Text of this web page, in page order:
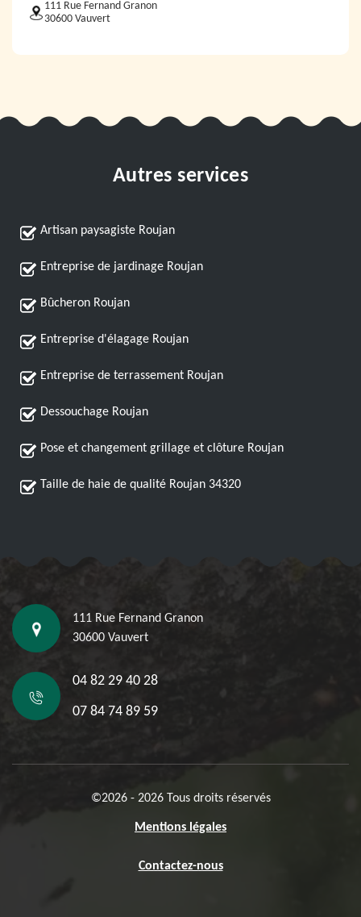
111 Rue Fernand Granon
30600 Vauvert
Autres services
Artisan paysagiste Roujan
Entreprise de jardinage Roujan
Bûcheron Roujan
Entreprise d'élagage Roujan
Entreprise de terrassement Roujan
Dessouchage Roujan
Pose et changement grillage et clôture Roujan
Taille de haie de qualité Roujan 34320
111 Rue Fernand Granon
30600 Vauvert
04 82 29 40 28
07 84 74 89 59
©2026 - 2026 Tous droits réservés
Mentions légales
Contactez-nous